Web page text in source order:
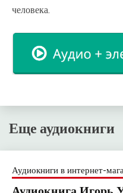
человека.
Еще аудиокниги
Аудиокниги в интернет-